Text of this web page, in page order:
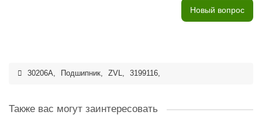
Новый вопрос
30206A, Подшипник, ZVL, 3199116,
Также вас могут заинтересовать